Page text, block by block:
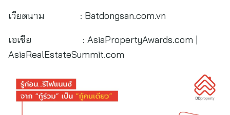
เวียดนาม : Batdongsan.com.vn
เอเชีย : AsiaPropertyAwards.com |
AsiaRealEstateSummit.com